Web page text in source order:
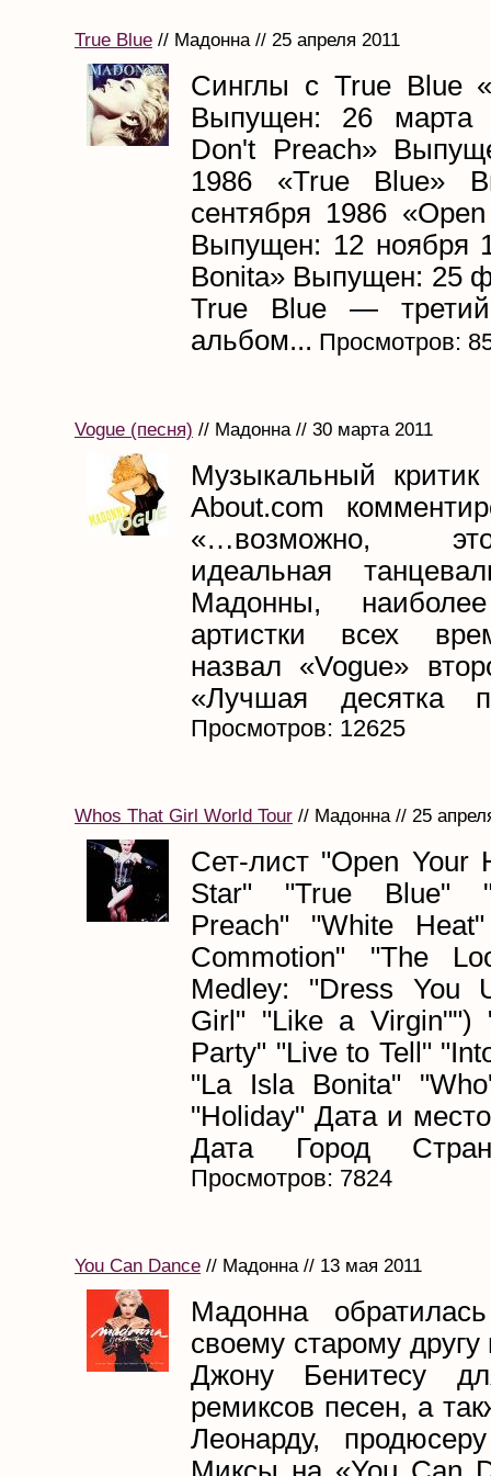
True Blue // Мадонна // 25 апреля 2011
Синглы с True Blue
Выпущен: 26 марта
Don't Preach»
1986 «True Blue»
сентября 1986
Выпущен: 12 ноября
Bonita» Выпущен: 25
True Blue — третий
альбом... Просмотров:
Vogue (песня) // Мадонна // 30 марта 2011
Музыкальный
About.com
«…возможно,
идеальная
Мадонны,
артистки всех
назвал «Vogue»
«Лучшая десятка
Просмотров: 12625
Whos That Girl World Tour // Мадонна // 25
Сет-лист "Open Your
Star" "True Blue"
Preach" "White
Commotion" "The
Medley: "Dress You
Girl" "Like a Virgin"")
Party" "Live to Tell"
"La Isla Bonita"
"Holiday" Дата и
Дата Город
Просмотров: 7824
You Can Dance // Мадонна // 13 мая 2011
Мадонна
своему старому
Джону Бенитесу
ремиксов песен, а
Леонарду,